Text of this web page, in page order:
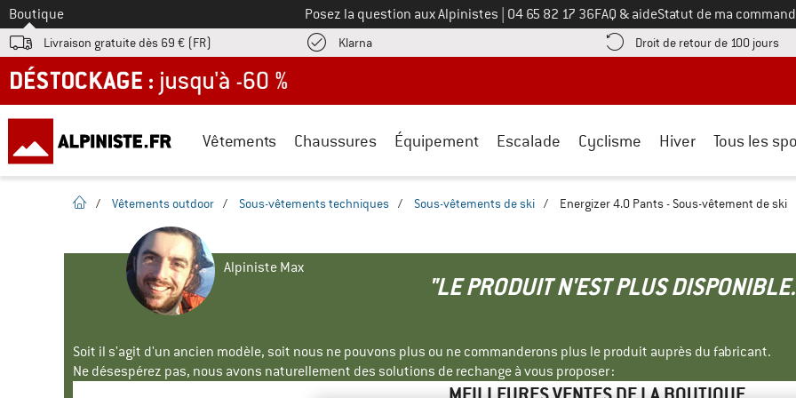
Vers le
Boutique Posez la question aux Alpinistes Appelez-nous au
04 65 82 17 36FAQ & aideStatut de ma
Livraison gratuite dès 69 € (FR) KlarnaTrouve les informations de paiement ici ! Ouvre une boîte d'information
Droit de retour de 100 jours
DÉSTOCKAGE : jusqu'à -60 %
Vêtements Chaussures Équipement Escalade Cyclisme Hiver Tous les
Page d'accueil
/ Vêtements outdoor / Sous-vêtements techniques / Sous-vêtements de ski / Energizer 4.0 Pants - Sous-vêtement de ski
Alpiniste Max
"LE PRODUIT N'EST PLUS
Soit il s'agit d'un ancien modèle, soit nous ne pouvons plus ou ne commanderons plus le produit auprès du fabricant.
Ne désespérez pas, nous avons naturellement des solutions de rechange à vous proposer :